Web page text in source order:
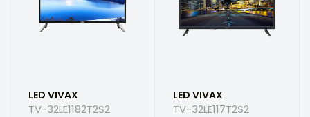
LED VIVAX
TV-32LE1182T2S2
LED VIVAX
TV-32LE117T2S2